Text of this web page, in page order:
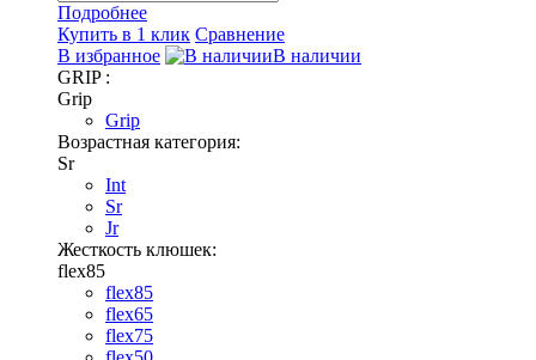
Подробнее
Купить в 1 клик Сравнение
В избранное
В наличии
GRIP :
Grip
Grip
Возрастная категория:
Sr
Int
Sr
Jr
Жесткость клюшек:
flex85
flex85
flex65
flex75